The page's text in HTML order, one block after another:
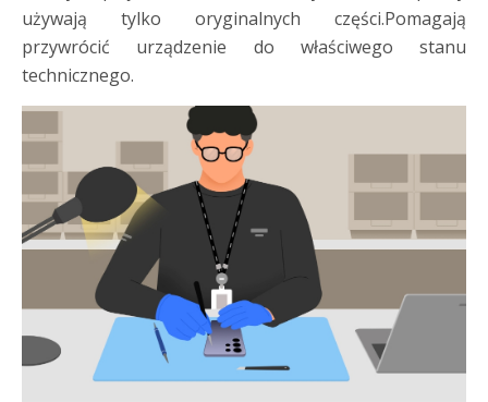
używają tylko oryginalnych części.Pomagają
przywrócić urządzenie do właściwego stanu
technicznego.